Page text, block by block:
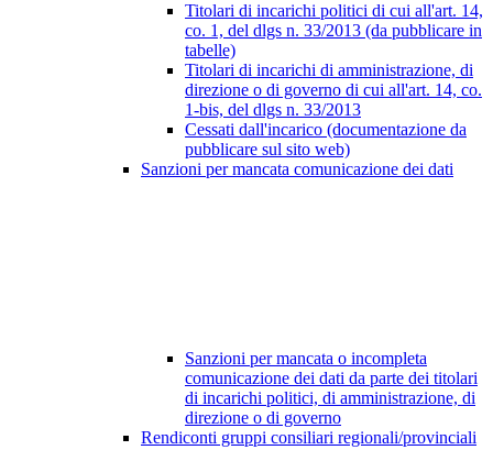
Titolari di incarichi politici di cui all'art. 14,
co. 1, del dlgs n. 33/2013 (da pubblicare in
tabelle)
Titolari di incarichi di amministrazione, di
direzione o di governo di cui all'art. 14, co.
1-bis, del dlgs n. 33/2013
Cessati dall'incarico (documentazione da
pubblicare sul sito web)
Sanzioni per mancata comunicazione dei dati
Sanzioni per mancata o incompleta
comunicazione dei dati da parte dei titolari
di incarichi politici, di amministrazione, di
direzione o di governo
Rendiconti gruppi consiliari regionali/provinciali